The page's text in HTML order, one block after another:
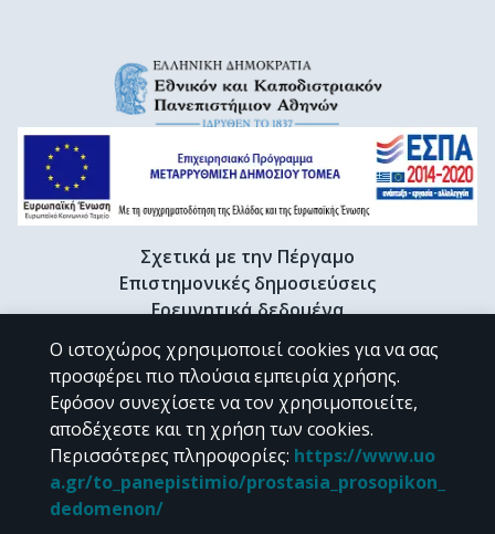
Σχετικά με την Πέργαμο
Επιστημονικές δημοσιεύσεις
Ερευνητικά δεδομένα
Διδακτορικές διατριβές & Γκρίζα βιβλιογραφία
Προφίλ Ερευνητή
CC BY-NC 4.0
Εκτός αν αναφέρεται διαφορετικά, το υλικό της "Περγάμου" διατίθεται
Ο ιστοχώρος χρησιμοποιεί cookies για να σας
προσφέρει πιο πλούσια εμπειρία χρήσης.
Εφόσον συνεχίσετε να τον χρησιμοποιείτε,
αποδέχεστε και τη χρήση των cookies.
Περισσότερες πληροφορίες: https://www.uo
a.gr/to_panepistimio/prostasia_prosopikon_
dedomenon/